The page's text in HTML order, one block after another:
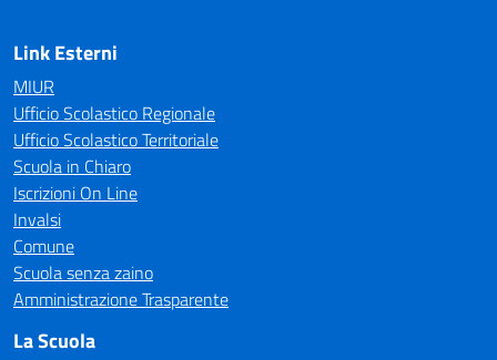
Link Esterni
MIUR
Ufficio Scolastico Regionale
Ufficio Scolastico Territoriale
Scuola in Chiaro
Iscrizioni On Line
Invalsi
Comune
Scuola senza zaino
Amministrazione Trasparente
La Scuola